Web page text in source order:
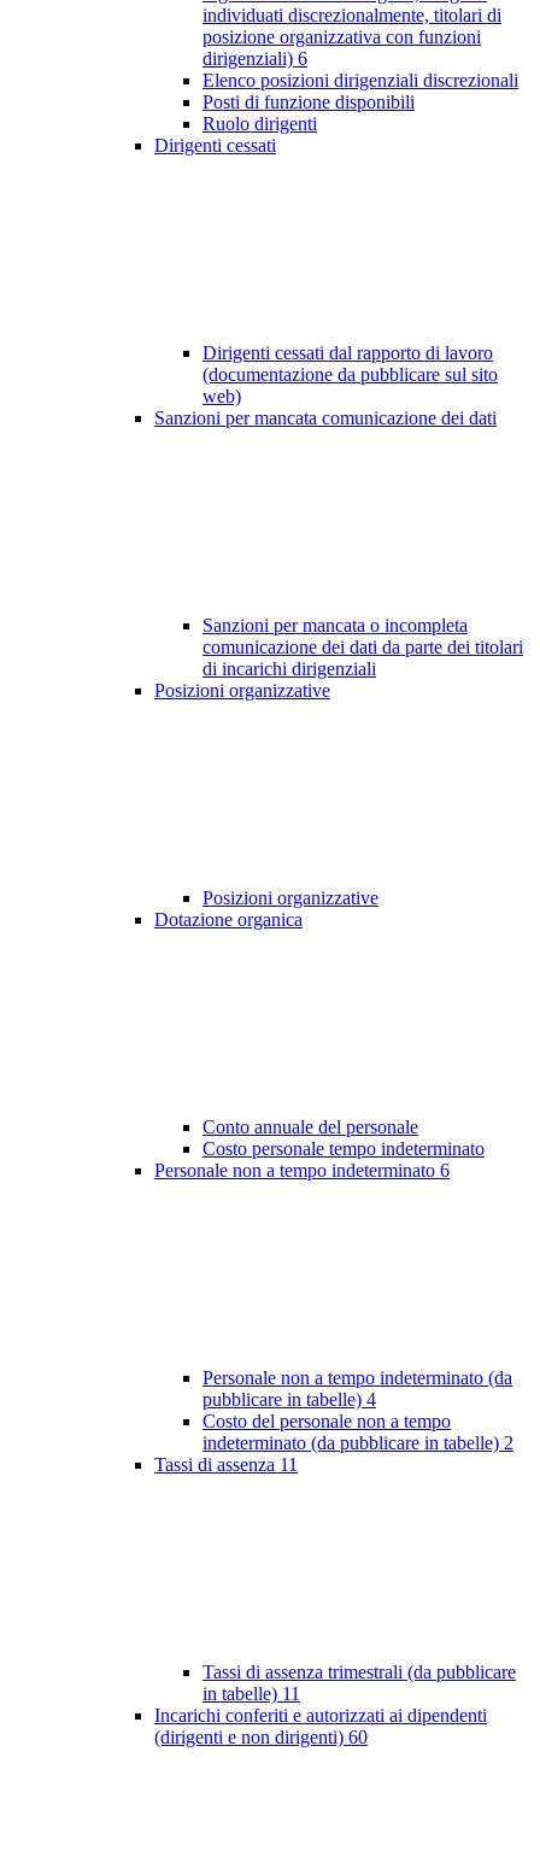
individuati discrezionalmente, titolari di
posizione organizzativa con funzioni
dirigenziali) 6
Elenco posizioni dirigenziali discrezionali
Posti di funzione disponibili
Ruolo dirigenti
Dirigenti cessati
Dirigenti cessati dal rapporto di lavoro
(documentazione da pubblicare sul sito
web)
Sanzioni per mancata comunicazione dei dati
Sanzioni per mancata o incompleta
comunicazione dei dati da parte dei titolari
di incarichi dirigenziali
Posizioni organizzative
Posizioni organizzative
Dotazione organica
Conto annuale del personale
Costo personale tempo indeterminato
Personale non a tempo indeterminato 6
Personale non a tempo indeterminato (da
pubblicare in tabelle) 4
Costo del personale non a tempo
indeterminato (da pubblicare in tabelle) 2
Tassi di assenza 11
Tassi di assenza trimestrali (da pubblicare
in tabelle) 11
Incarichi conferiti e autorizzati ai dipendenti
(dirigenti e non dirigenti) 60